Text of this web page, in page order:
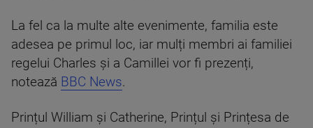
La fel ca la multe alte evenimente, familia este
adesea pe primul loc, iar mulți membri ai familiei
regelui Charles și a Camillei vor fi prezenți,
notează BBC News.
Prințul William și Catherine, Prințul și Prințesa de